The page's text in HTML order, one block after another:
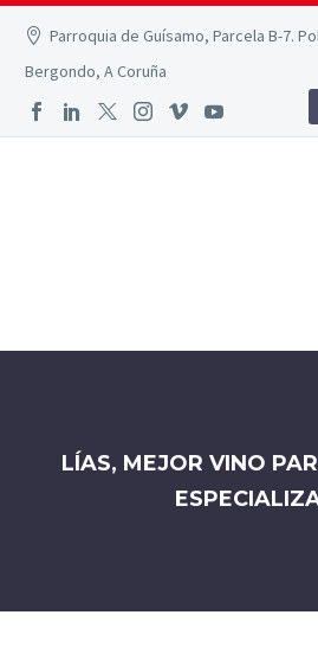
Parroquia de Guísamo, Parcela B-7.
Bergondo, A Coruña
LÍAS, MEJOR VINO